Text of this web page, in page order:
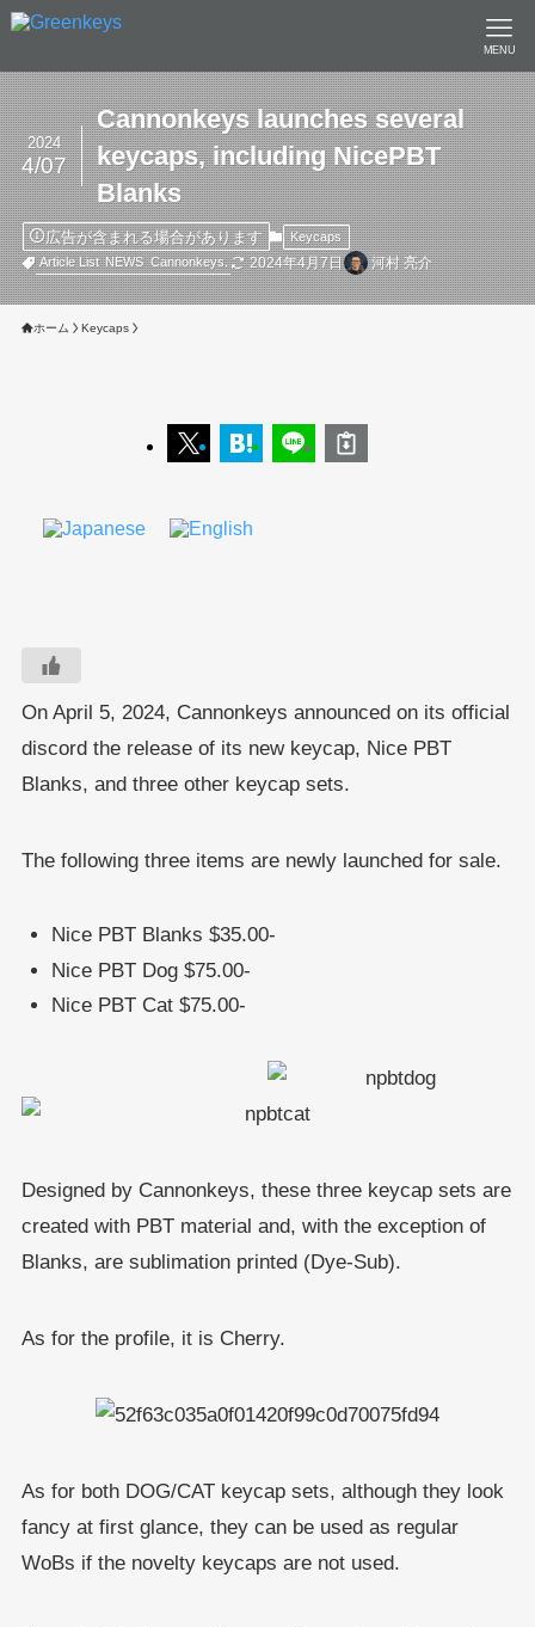
MENU
Cannonkeys launches several
keycaps, including NicePBT
Blanks
2024
4/07
広告が含まれる場合があります
Keycaps
Article List
NEWS Cannonkeys. 2024年4月7日 河村 亮介
ホーム Keycaps
On April 5, 2024, Cannonkeys announced on its official
discord the release of its new keycap, Nice PBT
Blanks, and three other keycap sets.
The following three items are newly launched for sale.
Nice PBT Blanks $35.00-
Nice PBT Dog $75.00-
Nice PBT Cat $75.00-
Designed by Cannonkeys, these three keycap sets are
created with PBT material and, with the exception of
Blanks, are sublimation printed (Dye-Sub).
As for the profile, it is Cherry.
As for both DOG/CAT keycap sets, although they look
fancy at first glance, they can be used as regular
WoBs if the novelty keycaps are not used.